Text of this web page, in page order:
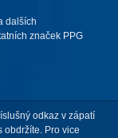
dalších
značek PPG
odkaz v zápatí
obdržíte. Pro vice